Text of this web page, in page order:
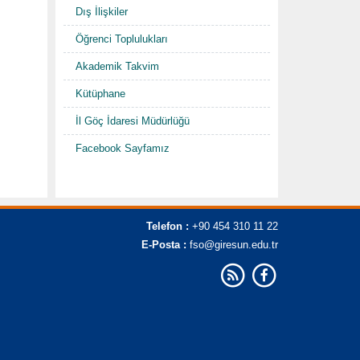
Dış İlişkiler
Öğrenci Toplulukları
Akademik Takvim
Kütüphane
İl Göç İdaresi Müdürlüğü
Facebook Sayfamız
Telefon : +90 454 310 11 22
E-Posta : fso@giresun.edu.tr